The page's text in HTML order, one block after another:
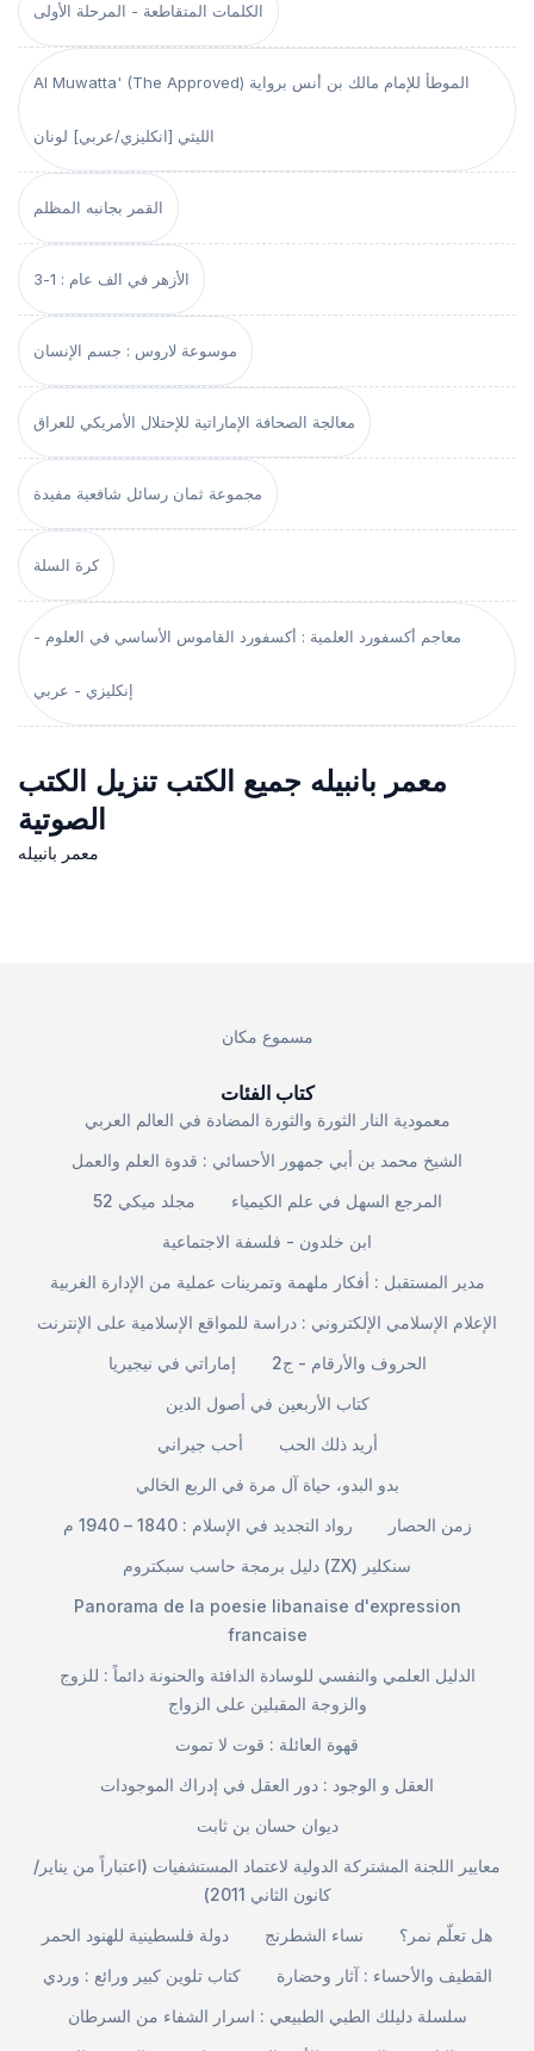
الكلمات المتقاطعة - المرحلة الأولى
Al Muwatta' (The Approved) الموطأ للإمام مالك بن أنس برواية
الليثي [انكليزي/عربي] لونان
القمر بجانبه المظلم
الأزهر في الف عام : 1-3
موسوعة لاروس : جسم الإنسان
معالجة الصحافة الإماراتية للإحتلال الأمريكي للعراق
مجموعة ثمان رسائل شافعية مفيدة
كرة السلة
معاجم أكسفورد العلمية : أكسفورد القاموس الأساسي في العلوم -
إنكليزي - عربي
معمر بانبيله جميع الكتب تنزيل الكتب
الصوتية
معمر بانبيله
مسموع مكان
كتاب الفئات
معمودية النار الثورة والثورة المضادة في العالم العربي
الشيخ محمد بن أبي جمهور الأحسائي : قدوة العلم والعمل
مجلد ميكي 52
المرجع السهل في علم الكيمياء
ابن خلدون - فلسفة الاجتماعية
مدير المستقبل : أفكار ملهمة وتمرينات عملية من الإدارة الغربية
الإعلام الإسلامي الإلكتروني : دراسة للمواقع الإسلامية على الإنترنت
إماراتي في نيجيريا
الحروف والأرقام - ج2
كتاب الأربعين في أصول الدين
أحب جيراني
أريد ذلك الحب
بدو البدو، حياة آل مرة في الربع الخالي
رواد التجديد في الإسلام : 1840 – 1940 م
زمن الحصار
دليل برمجة حاسب سبكتروم (ZX) سنكلير
Panorama de la poesie libanaise d'expression
francaise
الدليل العلمي والنفسي للوسادة الدافئة والحنونة دائماً : للزوج
والزوجة المقبلين على الزواج
قهوة العائلة : قوت لا تموت
العقل و الوجود : دور العقل في إدراك الموجودات
ديوان حسان بن ثابت
معايير اللجنة المشتركة الدولية لاعتماد المستشفيات (اعتباراً من يناير/
كانون الثاني 2011)
دولة فلسطينية للهنود الحمر
نساء الشطرنج
هل تعلّم نمر؟
كتاب تلوين كبير ورائع : وردي
القطيف والأحساء : آثار وحضارة
سلسلة دليلك الطبي الطبيعي : اسرار الشفاء من السرطان